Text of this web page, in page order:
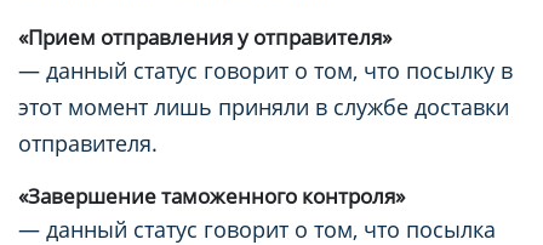
«Прием отправления у отправителя»
— данный статус говорит о том, что посылку в
этот момент лишь приняли в службе доставки
отправителя.
«Завершение таможенного контроля»
— данный статус говорит о том, что посылка